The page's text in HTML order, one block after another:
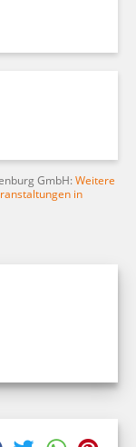
GmbH:Weitere
in